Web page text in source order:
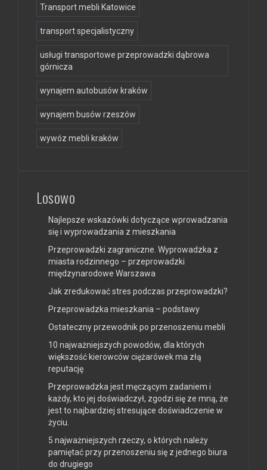
Transport mebli Katowice
transport specjalistyczny
usługi transportowe przeprowadzki dąbrowa
górnicza
wynajem autobusów kraków
wynajem busów rzeszów
wywóz mebli kraków
Losowo
Najlepsze wskazówki dotyczące wprowadzania
się i wyprowadzania z mieszkania
Przeprowadzki zagraniczne. Wyprowadzka z
miasta rodzinnego – przeprowadzki
międzynarodowe Warszawa
Jak zredukować stres podczas przeprowadzki?
Przeprowadzka mieszkania – podstawy
Ostateczny przewodnik po przenoszeniu mebli
10 najważniejszych powodów, dla których
większość kierowców ciężarówek ma złą
reputację
Przeprowadzka jest męczącym zadaniem i
każdy, kto jej doświadczył, zgodzi się ze mną, że
jest to najbardziej stresujące doświadczenie w
życiu.
5 najważniejszych rzeczy, o których należy
pamiętać przy przenoszeniu się z jednego biura
do drugiego